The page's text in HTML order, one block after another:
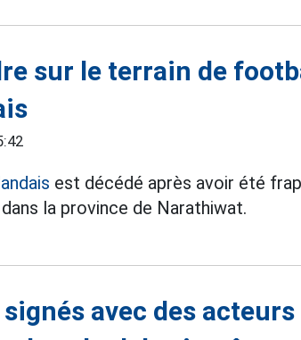
sur le terrain de
est décédé après avoir été
la province de Narathiwat.
avec des